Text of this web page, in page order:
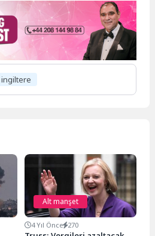
ingiltere
Alt manşet
4 Yıl Önce 270